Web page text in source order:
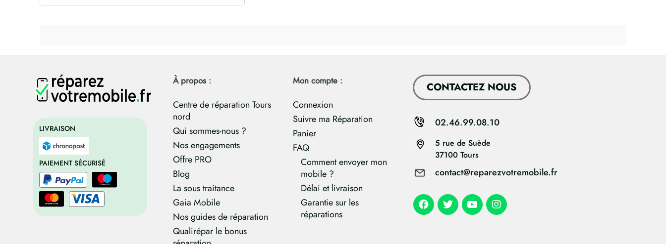
LIVRAISON
PAIEMENT SÉCURISÉ
À propos :
Centre de réparation Tours
nord
Qui sommes-nous ?
Nos engagements
Offre PRO
Blog
La sous traitance
Gaia Mobile
Nos guides de réparation
Qualirépar le bonus
Mon compte :
Connexion
Suivre ma Réparation
Panier
FAQ
Comment envoyer mon
mobile ?
Délai et livraison
Garantie sur les
réparations
CONTACTEZ NOUS
5 rue de Suède
37100 Tours
contact@reparezvotremobile.fr
02.46.99.08.10